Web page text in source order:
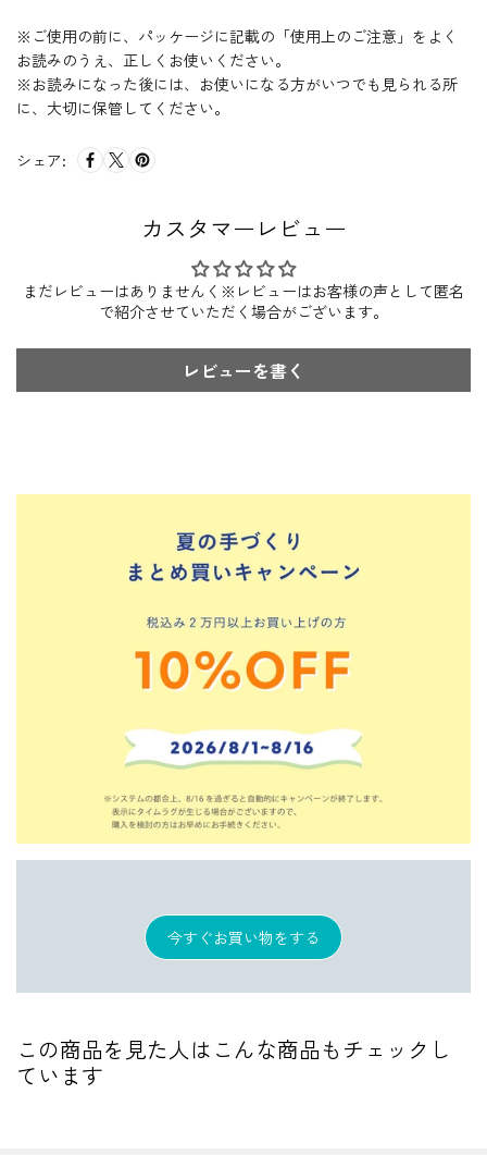
※ご使用の前に、パッケージに記載の「使用上のご注意」をよく
お読みのうえ、正しくお使いください。
※お読みになった後には、お使いになる方がいつでも見られる所
に、大切に保管してください。
シェア:
カスタマーレビュー
まだレビューはありませんく※レビューはお客様の声として匿名
で紹介させていただく場合がございます。
レビューを書く
今すぐお買い物をする
この商品を見た人はこんな商品もチェックし
ています